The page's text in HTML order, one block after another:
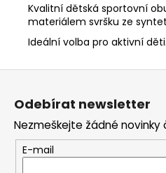
Kvalitní dětská sportovní
materiálem svršku ze
Ideální volba pro aktivní děti.
Z
Odebírat newsletter
Nezmeškejte žádné novinky
E-mail